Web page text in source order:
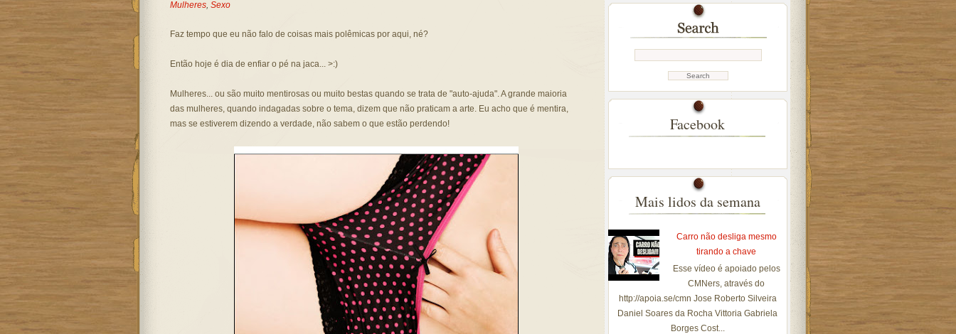
Mulheres, Sexo
Faz tempo que eu não falo de coisas mais polêmicas por aqui, né?
Então hoje é dia de enfiar o pé na jaca... >:)
Mulheres... ou são muito mentirosas ou muito bestas quando se trata de "auto-ajuda". A grande maioria
das mulheres, quando indagadas sobre o tema, dizem que não praticam a arte. Eu acho que é mentira,
mas se estiverem dizendo a verdade, não sabem o que estão perdendo!
Facebook
Mais lidos da semana
Carro não desliga mesmo
tirando a chave
Esse vídeo é apoiado pelos
CMNers, através do
http://apoia.se/cmn Jose Roberto Silveira
Daniel Soares da Rocha Vittoria Gabriela
Borges Cost...